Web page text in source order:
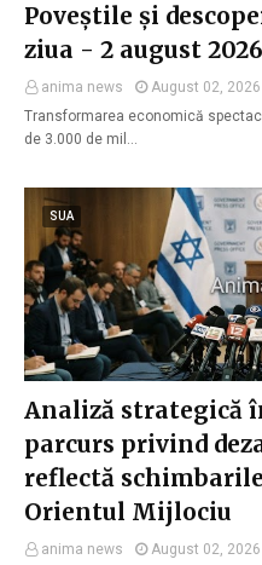
Poveștile și
ziua - 2 august 2026
anima news
August 02, 2026
Transformarea economică
de 3.000 de mil…
SUA
Analiză strategică
parcurs privind
reflectă
Orientul Mijlociu
anima news
August 02, 2026